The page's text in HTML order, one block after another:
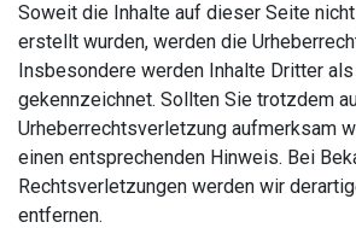
Soweit die Inhalte auf dieser Seite
erstellt wurden, werden die
Insbesondere werden Inhalte Dritter
gekennzeichnet. Sollten Sie trotzdem
Urheberrechtsverletzung aufmerksam
einen entsprechenden Hinweis. Bei
Rechtsverletzungen werden wir
entfernen.